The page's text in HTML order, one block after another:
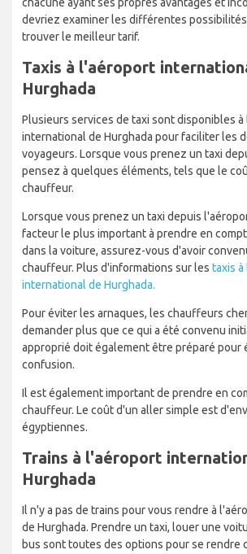
devriez examiner les différentes
trouver le meilleur tarif.
Taxis à l'aéroport
Hurghada
Plusieurs services de taxi sont disponibles
international de Hurghada pour faciliter les
voyageurs. Lorsque vous prenez un taxi
pensez à quelques éléments, tels que le
chauffeur.
Lorsque vous prenez un taxi depuis
facteur le plus important à prendre en
dans la voiture, assurez-vous d'avoir
chauffeur. Plus d'informations sur les taxis
international de Hurghada.
Pour éviter les arnaques, les chauffeurs
demander plus que ce qui a été convenu
approprié doit également être préparé pour
confusion.
Il est également important de prendre en
chauffeur. Le coût d'un aller simple est
égyptiennes.
Trains à l'aéroport
Hurghada
Il n'y a pas de trains pour vous rendre à
de Hurghada. Prendre un taxi, louer une
bus sont toutes des options pour se rendre